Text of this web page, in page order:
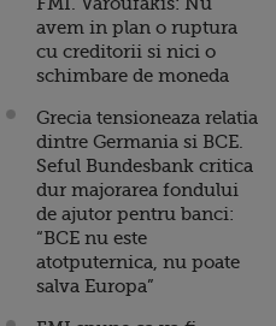
avem in plan o ruptura
cu creditorii si nici o
schimbare de moneda
Grecia tensioneaza relatia
dintre Germania si BCE.
Seful Bundesbank critica
dur majorarea fondului
de ajutor pentru banci:
“BCE nu este
atotputernica, nu poate
salva Europa”